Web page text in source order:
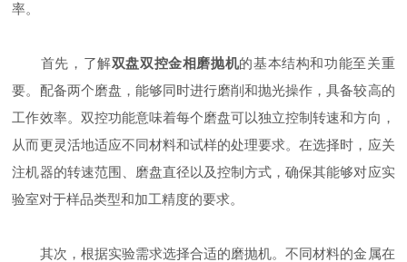
率。
首先，了解双盘双控金相磨抛机的基本结构和功能至关重
要。配备两个磨盘，能够同时进行磨削和抛光操作，具备较高的
工作效率。双控功能意味着每个磨盘可以独立控制转速和方向，
从而更灵活地适应不同材料和试样的处理要求。在选择时，应关
注机器的转速范围、磨盘直径以及控制方式，确保其能够对应实
验室对于样品类型和加工精度的要求。
其次，根据实验需求选择合适的磨抛机。不同材料的金属在